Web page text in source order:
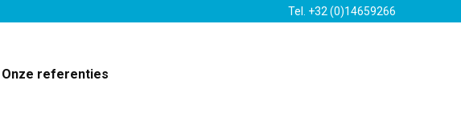
Tel. +32 (0)14659266
Onze referenties